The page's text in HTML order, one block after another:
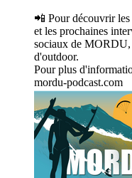
📲 Pour découvrir
et les prochaines
sociaux de MORDU,
d'outdoor.
Pour plus
mordu-podcast.com